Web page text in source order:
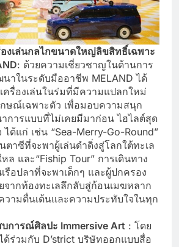
งเล่นกลไกขนาดใหญ่ลิขสิทธิ์เฉพาะ
: ด้วยความเชี่ยวชาญในด้านการ
าในระดับมืออาชีพ MELAND ได้
ครื่องเล่นในร่มที่มีความแปลกใหม่
ษณ์เฉพาะตัว เพื่อมอบความสนุก
การแบบที่ไม่เคยมีมาก่อน ไฮไลต์สุด
ได้แก่ เช่น “Sea-Merry-Go-Round”
าซีที่จะพาผู้เล่นดำดิ่งสู่โลกใต้ทะเล
ล และ“Fiship Tour” การเดินทาง
รือปลาที่จะพาเด็กๆ และผู้ปกครอง
ากท้องทะเลลึกลับสู่ก้อนเมฆหลาก
วามตื่นเต้นและความประทับใจในทุก
การณ์ศิลปะ Immersive Art : โดย
ด้ร่วมกับ D’strict บริษัทออกแบบสื่อ